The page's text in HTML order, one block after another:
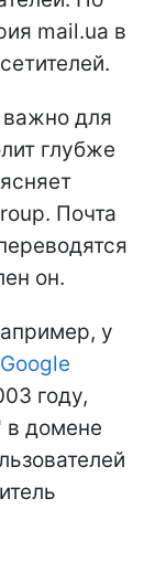
mail.ua в
для
глубже
Почта
он.
у
Google
году,
домене